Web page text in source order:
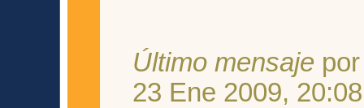
Último mensaje
23 Ene 2009, 20:08